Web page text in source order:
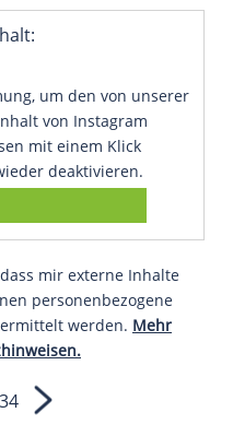
um den von unserer
von Instagram
mit einem Klick
deaktivieren.
mir externe Inhalte
personenbezogene
werden. Mehr